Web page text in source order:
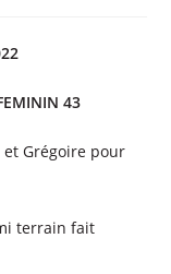
43
et Grégoire pour
terrain fait